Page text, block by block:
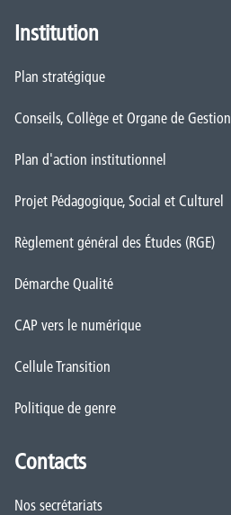
Institution
Plan stratégique
Conseils, Collège et Organe de Gestion
Plan d'action institutionnel
Projet Pédagogique, Social et Culturel
Règlement général des Études (RGE)
Démarche Qualité
CAP vers le numérique
Cellule Transition
Politique de genre
Contacts
Nos secrétariats